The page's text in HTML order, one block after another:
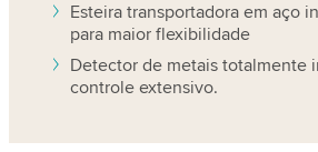
Esteira transportadora em aço
para maior flexibilidade
Detector de metais totalmente
controle extensivo.